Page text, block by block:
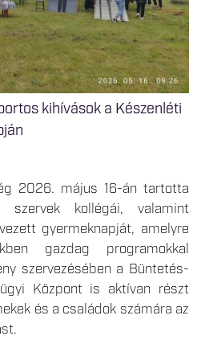
kihívások a Készenléti
2026. május 16-án tartotta
kollégái, valamint
gyermeknapját, amelyre
gazdag programokkal
szervezésében a Büntetés-
Központ is aktívan részt
és a családok számára az